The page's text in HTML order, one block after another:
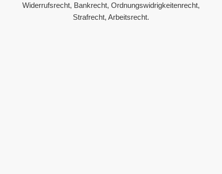
Widerrufsrecht, Bankrecht, Ordnungswidrigkeitenrecht,
Strafrecht, Arbeitsrecht.